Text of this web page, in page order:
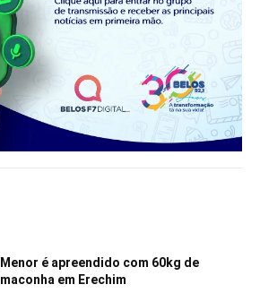
Menor é apreendido com 60kg de
maconha em Erechim